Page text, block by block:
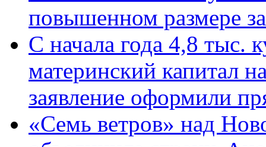
повышенном размере
С начала года 4,8 тыс.
материнский капитал
заявление оформили
«Семь ветров» над